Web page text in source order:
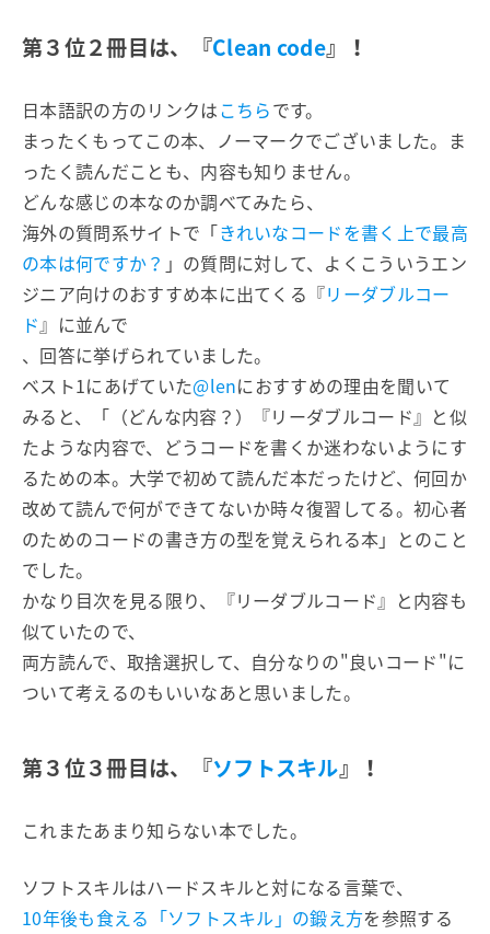
第３位２冊目は、『Clean code』！
日本語訳の方のリンクはこちらです。
まったくもってこの本、ノーマークでございました。ま
ったく読んだことも、内容も知りません。
どんな感じの本なのか調べてみたら、
海外の質問系サイトで「きれいなコードを書く上で最高
の本は何ですか？ 」の質問に対して、よくこういうエン
ジニア向けのおすすめ本に出てくる『リーダブルコー
ド』に並んで
、回答に挙げられていました。
ベスト1にあげていた@lenにおすすめの理由を聞いて
みると、「（どんな内容？）『リーダブルコード』と似
たような内容で、どうコードを書くか迷わないようにす
るための本。大学で初めて読んだ本だったけど、何回か
改めて読んで何ができてないか時々復習してる。初心者
のためのコードの書き方の型を覚えられる本」とのこと
でした。
かなり目次を見る限り、『リーダブルコード』と内容も
似ていたので、
両方読んで、取捨選択して、自分なりの"良いコード"に
ついて考えるのもいいなあと思いました。
第３位３冊目は、『ソフトスキル』！
これまたあまり知らない本でした。
ソフトスキルはハードスキルと対になる言葉で、
10年後も食える「ソフトスキル」の鍛え方を参照する